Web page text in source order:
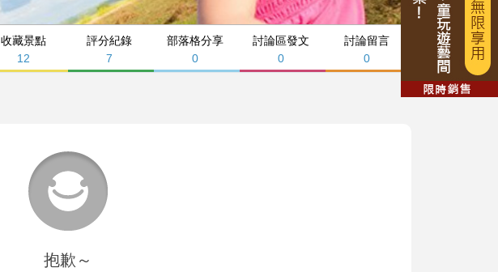
收藏景點
12
評分紀錄
7
部落格分享
0
討論區發文
0
討論留言
0
抱歉～